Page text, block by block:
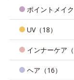
ポイントメイク
UV（18）
インナーケア（
ヘア（16）